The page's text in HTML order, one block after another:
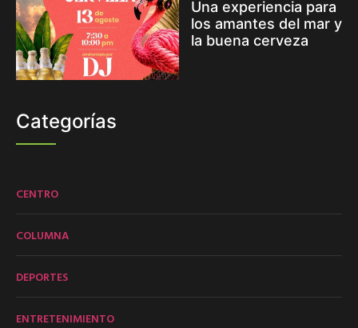
Una experiencia para
los amantes del mar y
la buena cerveza
Categorías
CENTRO
COLUMNA
DEPORTES
ENTRETENIMIENTO